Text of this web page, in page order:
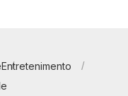
Entretenimento